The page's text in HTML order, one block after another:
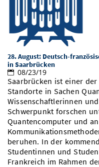
28. August: Deutsch-
in Saarbrücken
08/23/19
Saarbrücken ist einer
Standorte in Sachen
Wissenschaftlerinnen
Schwerpunkt forschen
Quantencomputer und
beruhen. In der
Studentinnen und
Frankreich im Rahmen